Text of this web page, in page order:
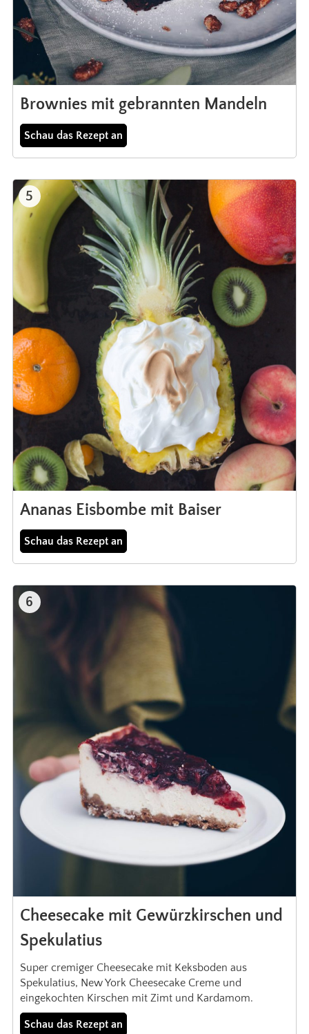
Brownies mit gebrannten Mandeln
Schau das Rezept an
5
Ananas Eisbombe mit Baiser
Schau das Rezept an
6
Cheesecake mit Gewürzkirschen und
Spekulatius
Super cremiger Cheesecake mit Keksboden aus
Spekulatius, New York Cheesecake Creme und
eingekochten Kirschen mit Zimt und Kardamom.
Schau das Rezept an